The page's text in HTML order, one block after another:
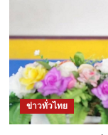
ข่าวทั่วไทย